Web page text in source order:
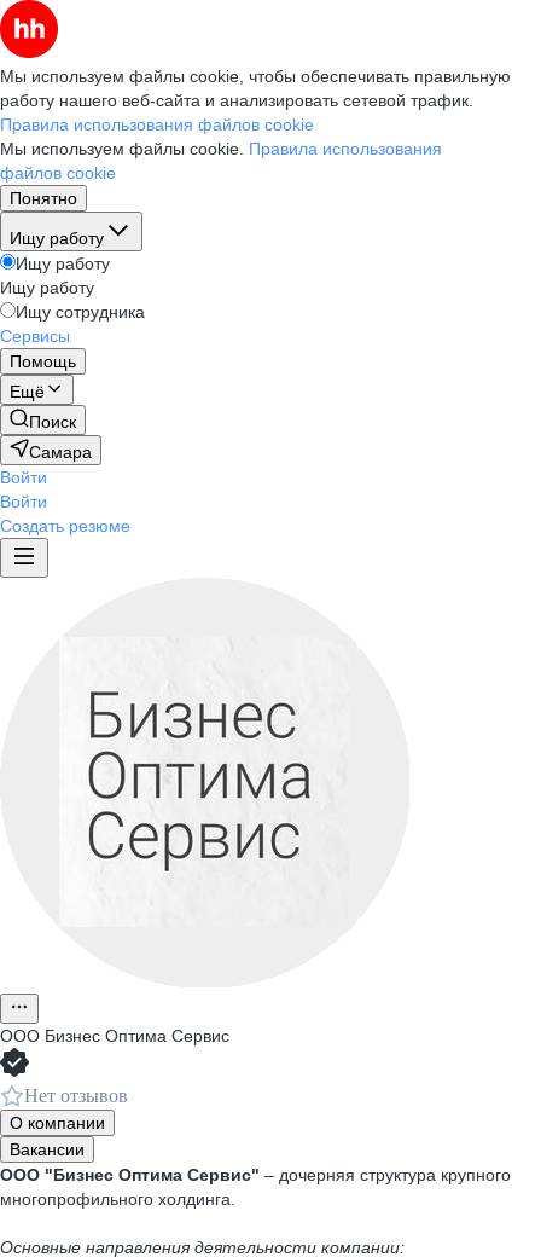
Мы используем файлы cookie, чтобы обеспечивать правильную
работу нашего веб-сайта и анализировать сетевой трафик.
Правила использования файлов cookie
Мы используем файлы cookie. Правила использования
файлов cookie
Понятно
Ищу работу
Ищу работу
Ищу работу
Ищу сотрудника
Сервисы
Помощь
Ещё
Поиск
Самара
Войти
Войти
Создать резюме
ООО Бизнес Оптима Сервис
Нет отзывов
О компании
Вакансии
ООО "Бизнес Оптима Сервис" – дочерняя структура крупного
многопрофильного холдинга.
Основные направления деятельности компании: